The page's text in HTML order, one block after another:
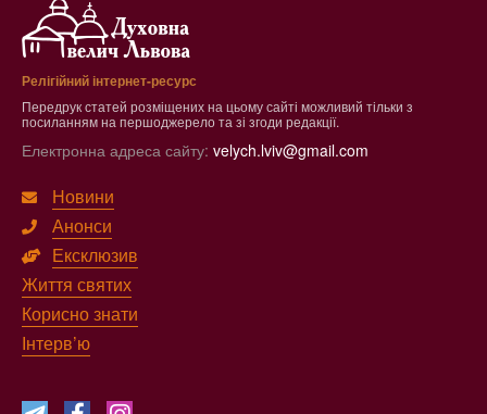
Релігійний інтернет-ресурс
Передрук статей розміщених на цьому сайті можливий тільки з
посиланням на першоджерело та зі згоди редакції.
Електронна адреса сайту: velych.lviv@gmail.com
Новини
Анонси
Ексклюзив
Життя святих
Корисно знати
Інтерв’ю